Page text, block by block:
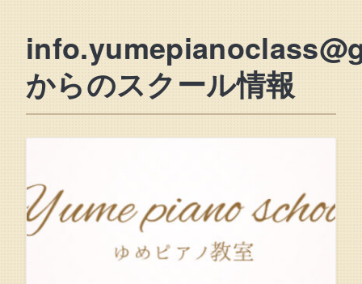
からのスクール情報